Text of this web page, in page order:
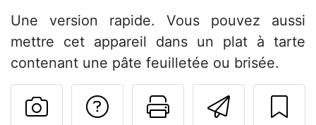
Une version rapide. Vous pouvez aussi
mettre cet appareil dans un plat à tarte
contenant une pâte feuilletée ou brisée.
Imprimer
Poser une